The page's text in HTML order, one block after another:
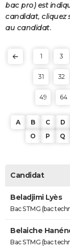
Bricolage
Lifestyle
Culture
Sport
Auto
Television
Voyage
Cinema
bac pro) est
candidat, cliquez
au candidat.
1 3
31 32
49 64
A B C D
O
P Q
Candidat
Beladjimi Lyès
Bac STMG (bac
Belaiche
Bac STMG (bac